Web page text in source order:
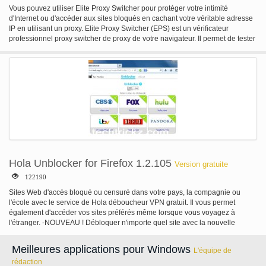
Vous pouvez utiliser Elite Proxy Switcher pour protéger votre intimité
d'Internet ou d'accéder aux sites bloqués en cachant votre véritable adresse
IP en utilisant un proxy. Elite Proxy Switcher (EPS) est un vérificateur
professionnel proxy switcher de proxy de votre navigateur. Il permet de tester
codeen/planetlab) du proxy et automatiquement changer les paramètres de
proxy de votre navigateur (Internet Explorer ou Mozilla Firefox). En outre,
EPS est le programme client du service de liste de My-Proxy. Vous pouvez
facilement et rapidement obtenir liste de proxy frais quotidiens de mon Proxy
par un simple clic. Elite Proxy Switcher CARACTERISTIQUES: * Proxy
Checker : tester professionnellement les détails des serveurs proxy pour
vous. * Proxy Switcher : change automatiquement les paramètres de proxy
de votre navigateur. * Proxy Downloader : Téléchargez proxies frais
quotidiens d'EPS si vous êtes abonné à notre service de liste. * Proxy
EPS.
Hola Unblocker for Firefox 1.2.105 Version gratuite
122190
Sites Web d'accès bloqué ou censuré dans votre pays, la compagnie ou
l'école avec le service de Hola déboucheur VPN gratuit. Il vous permet
également d'accéder vos sites préférés même lorsque vous voyagez à
l'étranger. -NOUVEAU ! Débloquer n'importe quel site avec la nouvelle
ajouter plus de sites sur la page Paramètres Hola est un fournisseur de
technologie VPN déboucheur qui fournit une plus rapide et plus ouvrir
Meilleures applications pour Windows L'équipe de
rédaction